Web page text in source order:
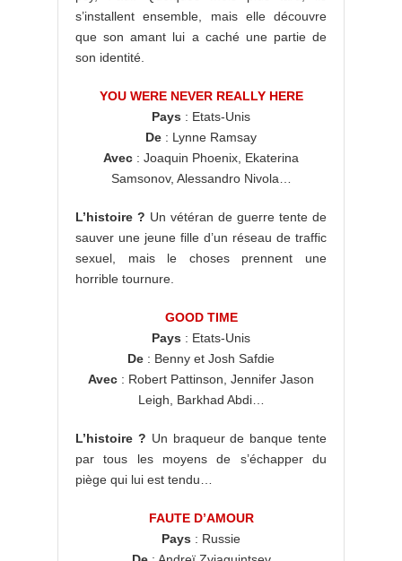
s’installent ensemble, mais elle découvre
que son amant lui a caché une partie de
son identité.
YOU WERE NEVER REALLY HERE
Pays : Etats-Unis
De : Lynne Ramsay
Avec : Joaquin Phoenix, Ekaterina
Samsonov, Alessandro Nivola…
L’histoire ? Un vétéran de guerre tente de
sauver une jeune fille d’un réseau de traffic
sexuel, mais le choses prennent une
horrible tournure.
GOOD TIME
Pays : Etats-Unis
De : Benny et Josh Safdie
Avec : Robert Pattinson, Jennifer Jason
Leigh, Barkhad Abdi…
L’histoire ? Un braqueur de banque tente
par tous les moyens de s’échapper du
piège qui lui est tendu…
FAUTE D’AMOUR
Pays : Russie